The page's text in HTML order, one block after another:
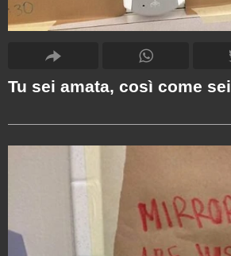
Tu sei amata, così come sei